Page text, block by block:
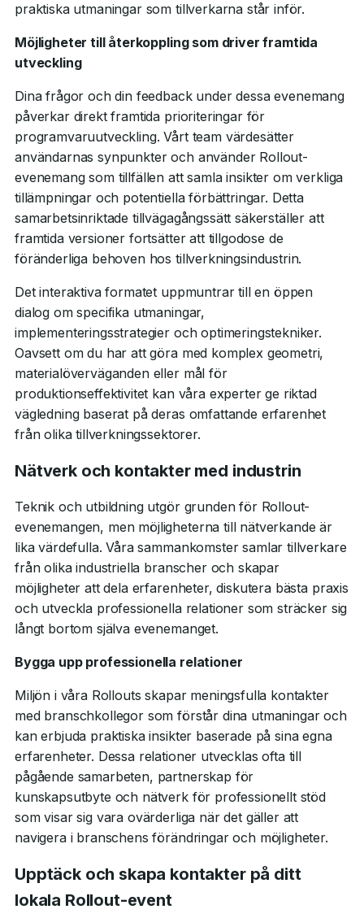
praktiska utmaningar som tillverkarna står inför.
Möjligheter till återkoppling som driver framtida
utveckling
Dina frågor och din feedback under dessa evenemang
påverkar direkt framtida prioriteringar för
programvaruutveckling. Vårt team värdesätter
användarnas synpunkter och använder Rollout-
evenemang som tillfällen att samla insikter om verkliga
tillämpningar och potentiella förbättringar. Detta
samarbetsinriktade tillvägagångssätt säkerställer att
framtida versioner fortsätter att tillgodose de
föränderliga behoven hos tillverkningsindustrin.
Det interaktiva formatet uppmuntrar till en öppen
dialog om specifika utmaningar,
implementeringsstrategier och optimeringstekniker.
Oavsett om du har att göra med komplex geometri,
materialöverväganden eller mål för
produktionseffektivitet kan våra experter ge riktad
vägledning baserat på deras omfattande erfarenhet
från olika tillverkningssektorer.
Nätverk och kontakter med industrin
Teknik och utbildning utgör grunden för Rollout-
evenemangen, men möjligheterna till nätverkande är
lika värdefulla. Våra sammankomster samlar tillverkare
från olika industriella branscher och skapar
möjligheter att dela erfarenheter, diskutera bästa praxis
och utveckla professionella relationer som sträcker sig
långt bortom själva evenemanget.
Bygga upp professionella relationer
Miljön i våra Rollouts skapar meningsfulla kontakter
med branschkollegor som förstår dina utmaningar och
kan erbjuda praktiska insikter baserade på sina egna
erfarenheter. Dessa relationer utvecklas ofta till
pågående samarbeten, partnerskap för
kunskapsutbyte och nätverk för professionellt stöd
som visar sig vara ovärderliga när det gäller att
navigera i branschens förändringar och möjligheter.
Upptäck och skapa kontakter på ditt
lokala Rollout-event